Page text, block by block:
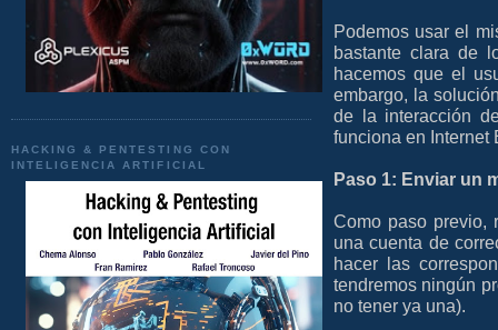
HACKING & PENTESTING CON
INTELIGENCIA ARTIFICIAL
Podemos usar el
bastante clara de
hacemos que el
embargo, la
de la interacción
funciona en Internet
Paso 1: Enviar un
Como paso previo,
una cuenta de
hacer las
tendremos ningún
no tener ya una).